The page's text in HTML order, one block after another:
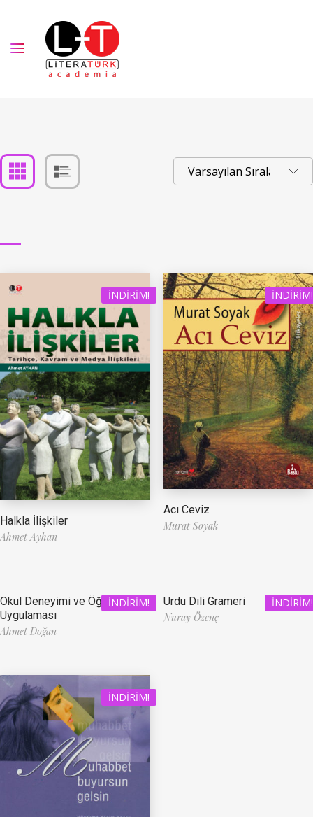
İNDIRIM!
Halkla İlişkiler
Ahmet Ayhan
İNDIRIM!
Acı Ceviz
Murat Soyak
İNDIRIM!
Okul Deneyimi ve Öğretmenlik
Uygulaması
Ahmet Doğan
İNDIRIM!
Urdu Dili Grameri
Nuray Özenç
İNDIRIM!